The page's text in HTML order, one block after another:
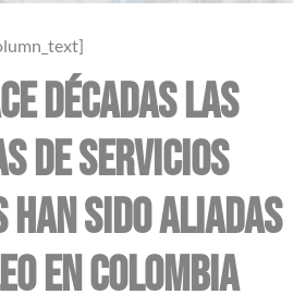
décadas las
de Servicios
han sido aliadas
en Colombia